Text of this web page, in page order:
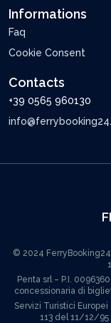
Informations
Faq
Cookie Consent
Contacts
+39 0565 960130
© 2024 FerryBooking24
Penta srl – P.I.
concessionaria di
Servizi Turistici Europei
113 del 11/12/95